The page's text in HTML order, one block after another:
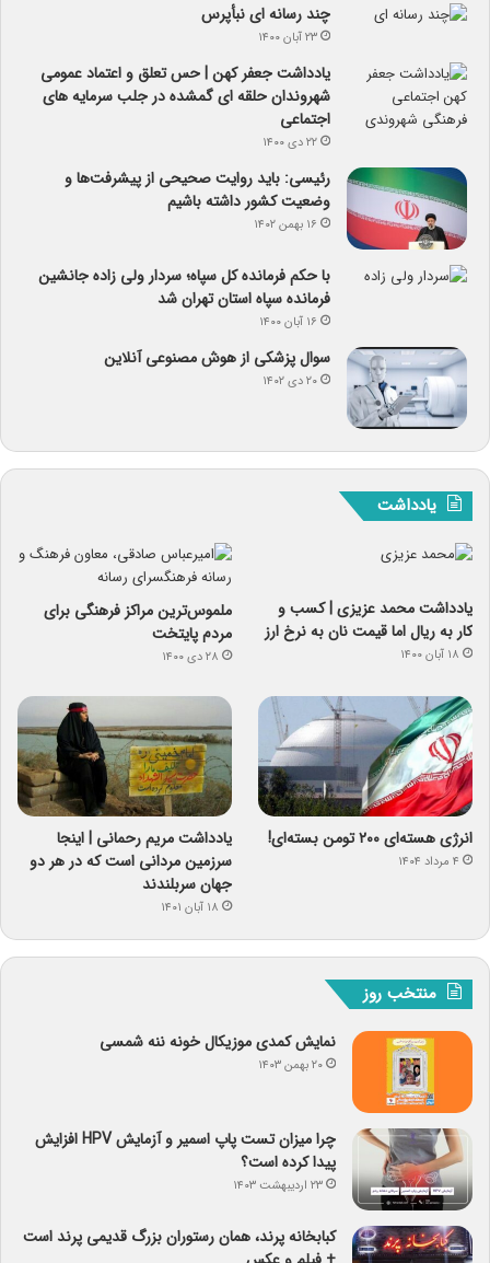
چند رسانه ای نبأپرس
۲۳ آبان ۱۴۰۰
یادداشت جعفر کهن | حس تعلق و اعتماد عمومی
شهروندان حلقه ای گمشده در جلب سرمایه های
اجتماعی
۲۲ دی ۱۴۰۰
رئیسی: باید روایت صحیحی از پیشرفت‌ها و
وضعیت کشور داشته باشیم
۱۶ بهمن ۱۴۰۲
با حکم فرمانده کل سپاه؛ سردار ولی زاده جانشین
فرمانده سپاه استان تهران شد
۱۶ آبان ۱۴۰۰
سوال پزشکی از هوش مصنوعی آنلاین
۲۰ دی ۱۴۰۲
یادداشت
یادداشت‌ محمد عزیزی | کسب و
کار به ریال اما قیمت نان به نرخ ارز
۱۸ آبان ۱۴۰۰
ملموس‌ترین مراکز فرهنگی برای
مردم پایتخت
۲۸ دی ۱۴۰۰
انرژی هسته‌ای ۲۰۰ تومن بسته‌ای!
۴ مرداد ۱۴۰۴
یادداشت مریم رحمانی | اینجا
سرزمین مردانی است که در هر دو
جهان سربلندند
۱۸ آبان ۱۴۰۱
منتخب روز
نمایش کمدی موزیکال خونه ننه شمسی
۲۰ بهمن ۱۴۰۳
چرا میزان تست پاپ اسمیر و آزمایش HPV افزایش
پیدا کرده است؟
۲۳ اردیبهشت ۱۴۰۳
کبابخانه پرند، همان رستوران بزرگ قدیمی پرند است